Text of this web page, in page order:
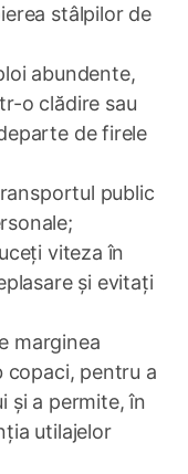
stâlpilor de
abundente,
o clădire sau
de firele
public
viteza în
și evitați
marginea
copaci, pentru a
și a permite, în
utilajelor